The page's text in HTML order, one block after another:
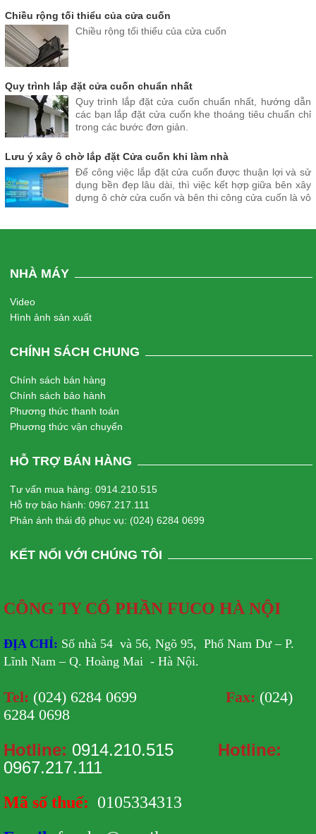
Chiều rộng tối thiểu của cửa cuốn
Chiều rộng tối thiểu của cửa cuốn
Quy trình lắp đặt cửa cuốn chuẩn nhất
Quy trình lắp đặt cửa cuốn chuẩn nhất, hướng dẫn
các bạn lắp đặt cửa cuốn khe thoáng tiêu chuẩn chỉ
trong các bước đơn giản.
Lưu ý xây ô chờ lắp đặt Cửa cuốn khi làm nhà
Để công việc lắp đặt cửa cuốn được thuận lợi và sử
dụng bền đẹp lâu dài, thì việc kết hợp giữa bên xây
dựng ô chờ cửa cuốn và bên thi công cửa cuốn là vô
NHÀ MÁY
Video
Hình ảnh sản xuất
CHÍNH SÁCH CHUNG
Chính sách bán hàng
Chính sách bảo hành
Phương thức thanh toán
Phương thức vận chuyển
HỖ TRỢ BÁN HÀNG
Tư vấn mua hàng: 0914.210.515
Hỗ trợ bảo hành: 0967.217.111
Phản ánh thái độ phục vụ: (024) 6284 0699
KẾT NỐI VỚI CHÚNG TÔI
CÔNG TY CỔ PHẦN FUCO HÀ NỘI
ĐỊA CHỈ: Số nhà 54 và 56, Ngõ 95, Phố Nam Dư – P.
Lĩnh Nam – Q. Hoàng Mai - Hà Nội.
Tel: (024) 6284 0699 Fax: (024)
6284 0698
Hotline: 0914.210.515
Hotline:
0967.217.111
Mã số thuế: 0105334313